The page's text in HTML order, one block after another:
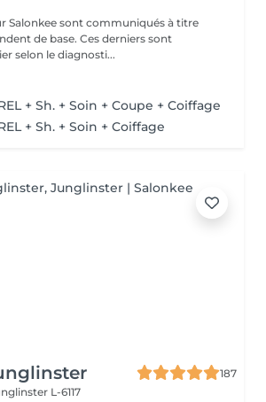
Salonkee sont communiqués à titre
de base. Ces derniers sont
selon le diagnosti...
+ Sh. + Soin + Coupe + Coiffage
+ Sh. + Soin + Coiffage
187
L-6117